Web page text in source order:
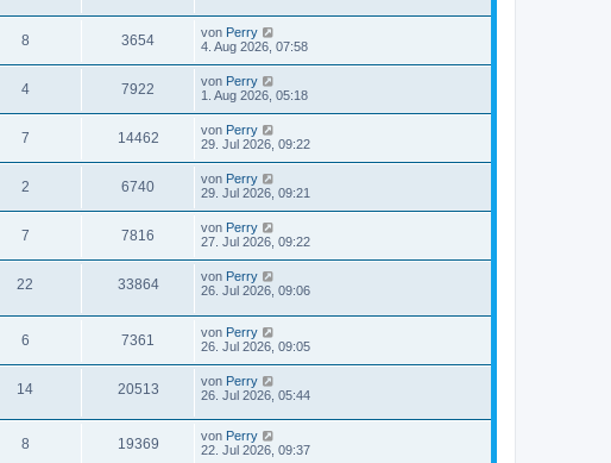
8 3654 von Perry
4. Aug 2026, 07:58
4 7922 von Perry
1. Aug 2026, 05:18
7 14462 von Perry
29. Jul 2026, 09:22
2 6740 von Perry
29. Jul 2026, 09:21
7 7816 von Perry
27. Jul 2026, 09:22
22 33864 von Perry
26. Jul 2026, 09:06
6 7361 von Perry
26. Jul 2026, 09:05
14 20513 von Perry
26. Jul 2026, 05:44
8 19369 von Perry
22. Jul 2026, 09:37